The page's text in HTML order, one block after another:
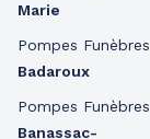
Marie
Pompes Funèbres
Badaroux
Pompes Funèbres
Banassac-